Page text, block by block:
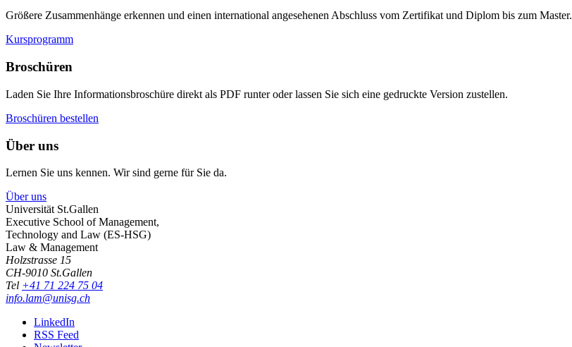
Größere Zusammenhänge erkennen und einen international angesehenen Abschluss vom Zertifikat und Diplom bis zum Master.
Kursprogramm
Broschüren
Laden Sie Ihre Informationsbroschüre direkt als PDF runter oder lassen Sie sich eine gedruckte Version zustellen.
Broschüren bestellen
Über uns
Lernen Sie uns kennen. Wir sind gerne für Sie da.
Über uns
Universität St.Gallen
Executive School of Management,
Technology and Law (ES-HSG)
Law & Management
Holzstrasse 15
CH-9010 St.Gallen
Tel +41 71 224 75 04
info.lam@unisg.ch
LinkedIn
RSS Feed